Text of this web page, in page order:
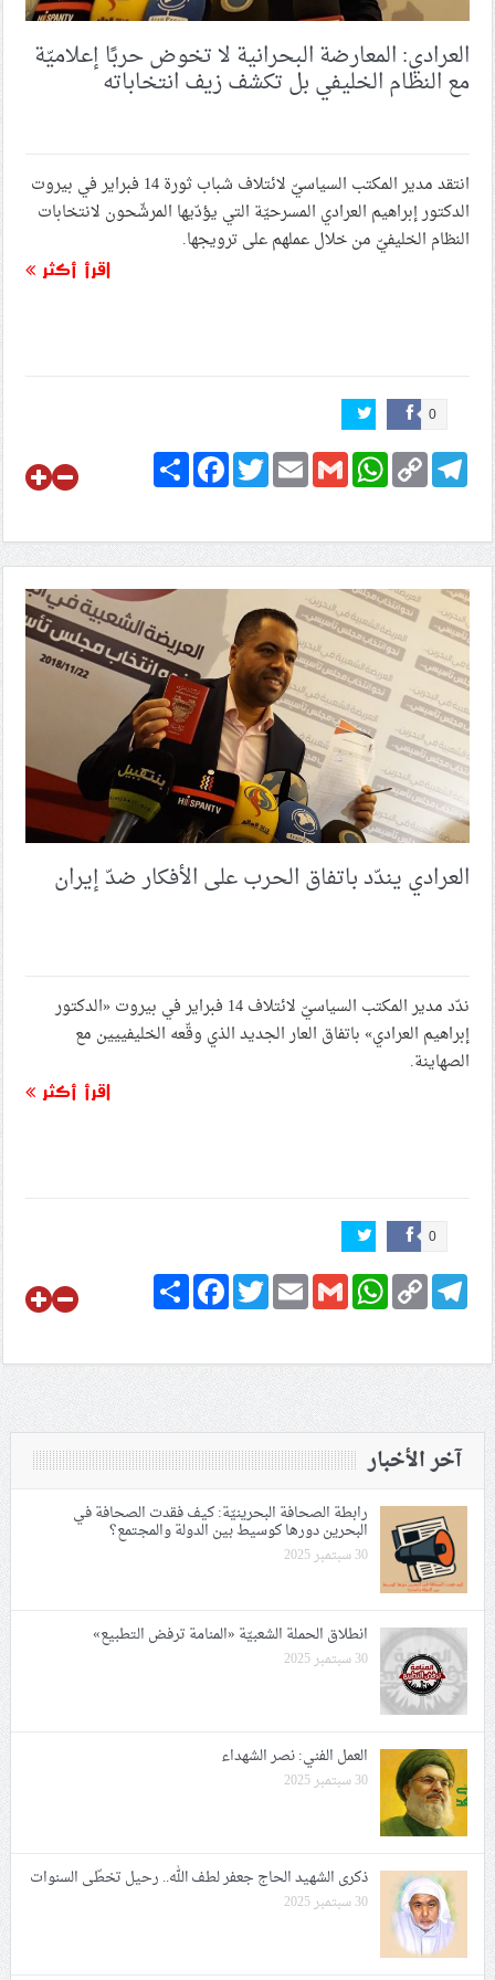
العرادي: المعارضة البحرانية لا تخوض حربًا إعلاميّة
مع النظام الخليفي بل تكشف زيف انتخاباته
انتقد مدير المكتب السياسيّ لائتلاف شباب ثورة 14 فبراير في بيروت
الدكتور إبراهيم العرادي المسرحيّة التي يؤدّيها المرشّحون لانتخابات
النظام الخليفيّ من خلال عملهم على ترويجها.
اقرأ أكثر
0
ShareFacebookTwitterEmailGmail
WhatsApp Copy
Link
Telegram
العرادي يندّد باتفاق الحرب على الأفكار ضدّ إيران
ندّد مدير المكتب السياسيّ لائتلاف 14 فبراير في بيروت «الدكتور
إبراهيم العرادي» باتفاق العار الجديد الذي وقّعه الخليفييين مع
الصهاينة.
اقرأ أكثر
0
ShareFacebookTwitterEmailGmail
WhatsApp Copy
Link
Telegram
آخر الأخبار
رابطة الصحافة البحرينيّة: كيف فقدت الصحافة في
البحرين دورها كوسيط بين الدولة والمجتمع؟
30 سبتمبر 2025
انطلاق الحملة الشعبيّة «المنامة ترفض التطبيع»
30 سبتمبر 2025
العمل الفني: نصر الشهداء
30 سبتمبر 2025
ذكرى الشهيد الحاج جعفر لطف الله.. رحيل تخطّى السنوات
30 سبتمبر 2025